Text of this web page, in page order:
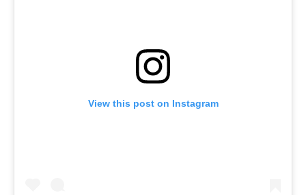
View this post on Instagram